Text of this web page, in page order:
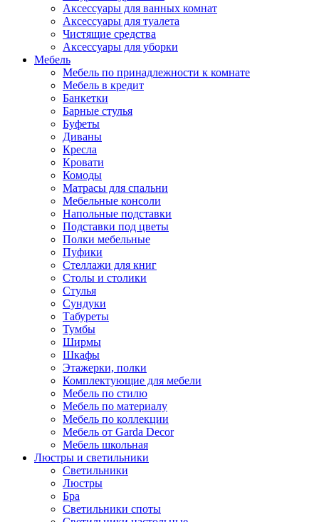
Аксессуары для ванных комнат
Аксессуары для туалета
Чистящие средства
Аксессуары для уборки
Мебель
Мебель по принадлежности к комнате
Мебель в кредит
Банкетки
Барные стулья
Буфеты
Диваны
Кресла
Кровати
Комоды
Матрасы для спальни
Мебельные консоли
Напольные подставки
Подставки под цветы
Полки мебельные
Пуфики
Стеллажи для книг
Столы и столики
Стулья
Сундуки
Табуреты
Тумбы
Ширмы
Шкафы
Этажерки, полки
Комплектующие для мебели
Мебель по стилю
Мебель по материалу
Мебель по коллекции
Мебель от Garda Decor
Мебель школьная
Люстры и светильники
Светильники
Люстры
Бра
Светильники споты